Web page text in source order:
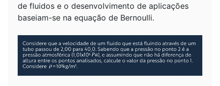
de fluidos e o desenvolvimento de aplicações
baseiam-se na equação de Bernoulli.